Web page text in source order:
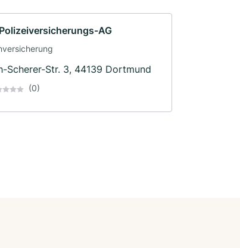
AG
Scherer-Str. 3, 44139 Dortmund
(0)